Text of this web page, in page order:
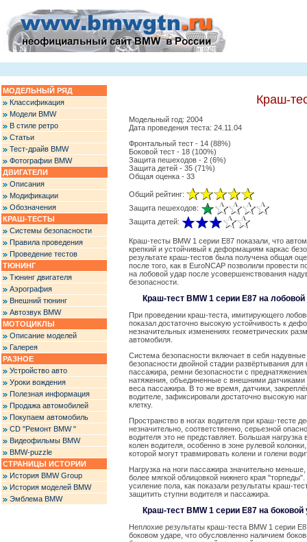
МОДЕЛЬНЫЙ РЯД
Классификация
Модели BMW
В стиле ретро
Статьи
Тест-драйв BMW
Фотографии BMW
ДВИГАТЕЛИ
Описания
Модификации
Обозначения
КРАШ-ТЕСТЫ
Системы безопасности
Правила проведения
Проведение тестов
ТЮНИНГ
Тюнинг двигателя
Аэрография
Внешний тюнинг
Автозвук BMW
МОТОЦИКЛЫ
Описание моделей
Галерея
РАЗНОЕ
Устройство авто
Уроки вождения
Полезная информация
Продажа автомобилей
Покупаем автомобиль
CD "Ремонт BMW "
Видеофильмы BMW
BMW-puzzle
СТРАНИЦЫ ИСТОРИИ
История BMW Group
История моделей BMW
Эмблема BMW
Краш-
Модельный год: 2004
Дата проведения теста: 24.11.04
Фронтальный тест - 14 (88%)
Боковой тест - 18 (100%)
Защита пешеходов - 2 (6%)
Защита детей - 35 (71%)
Общая оценка - 33
Общий рейтинг:
Защита пешеходов:
Защита детей:
Краш-тесты BMW 1 серии E87 показали, что
крепкий и устойчивый к деформациям каркас
результате краш-тестов была получена общая
после того, как в EuroNCAP позволили провести
на лобовой удар после усовершенствования
безопасности.
Краш-тест BMW 1 серии E87 на
При проведении краш-теста, имитирующего
показал достаточно высокую устойчивость к
незначительных изменениях геометрических
автомобиля.
Система безопасности включает в себя
безопасности двойной стадии развёртывания для
пассажира, ремни безопасности с
натяжения, объединенные с внешними датчиками
веса пассажира. В то же время, датчики,
водителе, зафиксировали достаточно высокую
клетку.
Пространство в ногах водителя при краш-тесте
незначительно, соответственно, серьезной
водителя это не представляет. Большая нагрузка
колен водителя, особенно в зоне рулевой
которой могут травмировать колени и голени
Нагрузка на ноги пассажира значительно
более мягкой облицовкой нижнего края
усиление пола, как показали результаты краш-
защитить ступни водителя и пассажира.
Краш-тест BMW 1 серии E87 на боковой
Неплохие результаты краш-теста BMW 1 серии
боковом ударе, что обусловленно наличием